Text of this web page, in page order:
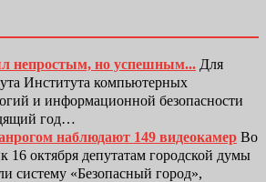
непростым, но успешным... Для
Института компьютерных
и информационной безопасности
год…
наблюдают 149 видеокамер Во
16 октября депутатам городской думы
систему «Безопасный город»,